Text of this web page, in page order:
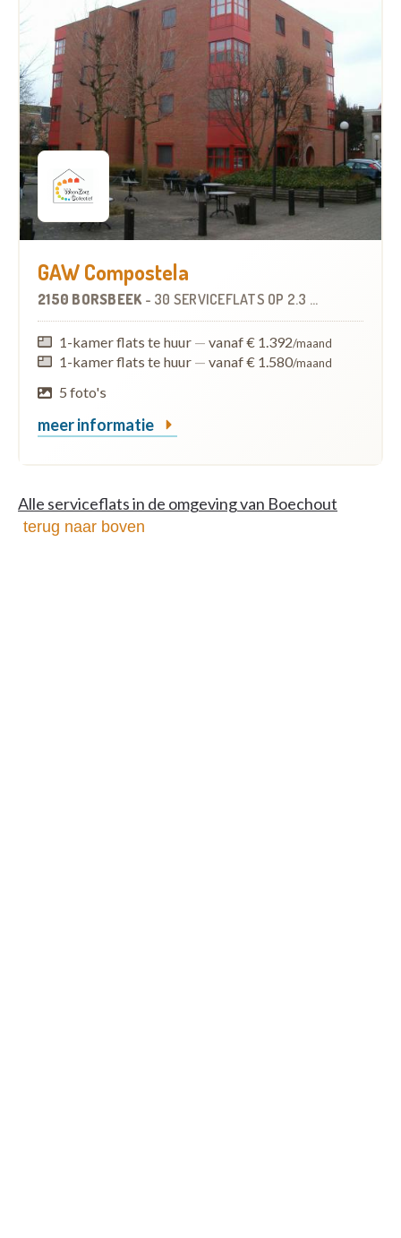
GAW Compostela
2150 BORSBEEK - 30 SERVICEFLATS OP 2.3 KM
1-kamer flats te huur — vanaf € 1.392/maand
1-kamer flats te huur — vanaf € 1.580/maand
5 foto's
meer informatie
Alle serviceflats in de omgeving van Boechout
terug naar boven